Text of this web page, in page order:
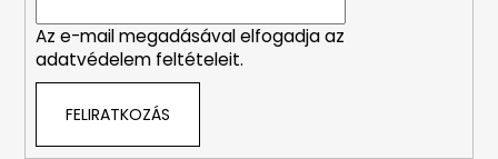
Az e-mail megadásával elfogadja az
adatvédelem feltételeit.
FELIRATKOZÁS